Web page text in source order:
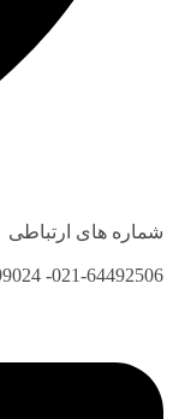
شماره های ارتباطی
021-64492506- 09196799024